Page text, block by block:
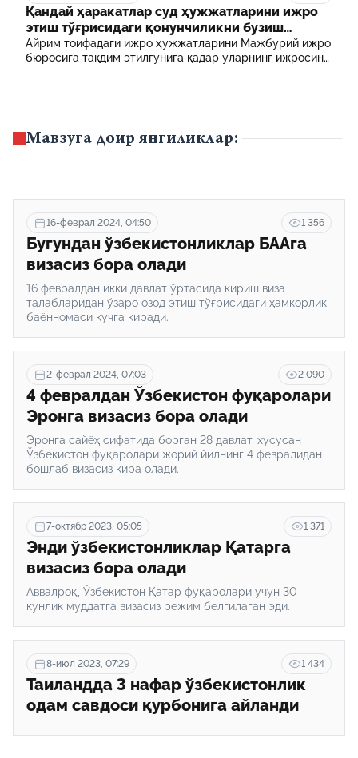
маблағининг бир қисмини қоплаб бериш тартибидир
Қандай ҳаракатлар суд ҳужжатларини ижро
этиш тўғрисидаги қонунчиликни бузиш
ҳисобланади? 5 муҳим факт
Айрим тоифадаги ижро ҳужжатларини Мажбурий ижро
бюросига тақдим этилгунига қадар уларнинг ижросини
Мавзуга доир янгиликлар:
16-феврал 2024, 04:50 1 356
Бугундан ўзбекистонликлар БААга
визасиз бора олади
16 февралдан икки давлат ўртасида кириш виза
талабларидан ўзаро озод этиш тўғрисидаги ҳамкорлик
баённомаси кучга киради.
2-феврал 2024, 07:03 2 090
4 февралдан Ўзбекистон фуқаролари
Эронга визасиз бора олади
Эронга сайёҳ сифатида борган 28 давлат, хусусан
Ўзбекистон фуқаролари жорий йилнинг 4 февралидан
бошлаб визасиз кира олади.
7-октябр 2023, 05:05 1 371
Энди ўзбекистонликлар Қатарга
визасиз бора олади
Аввалроқ, Ўзбекистон Қатар фуқаролари учун 30
кунлик муддатга визасиз режим белгилаган эди.
8-июл 2023, 07:29 1 434
Таиландда 3 нафар ўзбекистонлик
одам савдоси қурбонига айланди